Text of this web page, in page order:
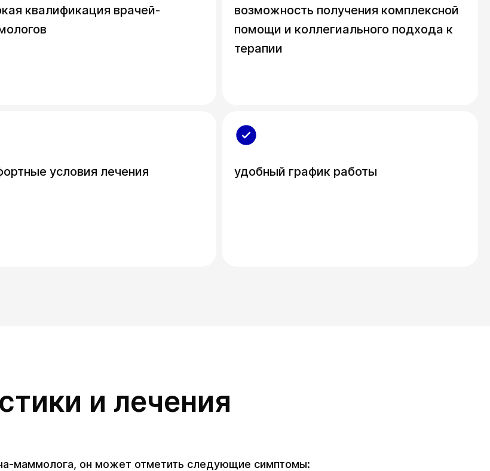
квалификация врачей-
возможность получения комплексной
помощи и коллегиального подхода к
терапии
условия лечения удобный график работы
и лечения
маммолога, он может отметить следующие симптомы: